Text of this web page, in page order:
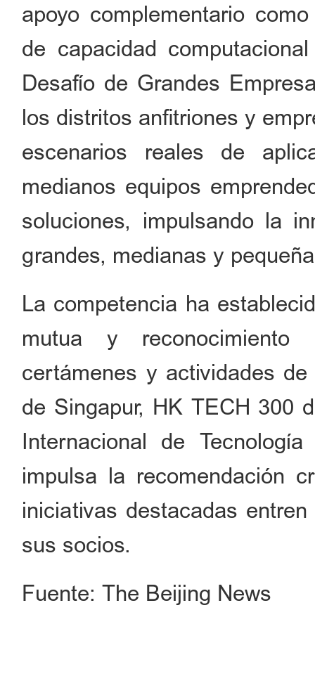
apoyo complementario
de capacidad
Desafío de Grandes
los distritos anfitriones y
escenarios reales de
medianos equipos
soluciones, impulsando la
grandes, medianas y
La competencia ha
mutua y reconocimiento
certámenes y actividades
de Singapur, HK TECH 300
Internacional de
impulsa la recomendación
iniciativas destacadas
sus socios.
Fuente: The Beijing News